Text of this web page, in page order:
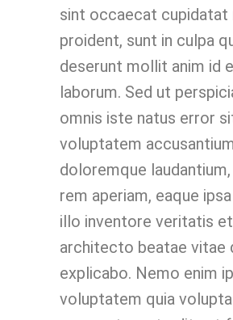
sint occaecat cupidatat
proident, sunt in culpa
deserunt mollit anim id
laborum. Sed ut
omnis iste natus error
voluptatem
doloremque
rem aperiam, eaque
illo inventore veritatis
architecto beatae vitae
explicabo. Nemo enim
voluptatem quia